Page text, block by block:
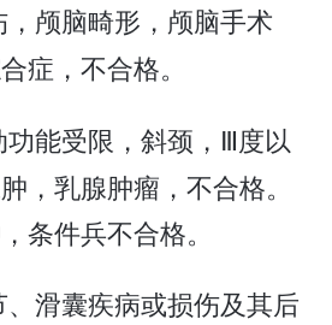
，颅脑畸形，颅脑手术
症，不合格。
能受限，斜颈，Ⅲ度以
，乳腺肿瘤，不合格。
条件兵不合格。
滑囊疾病或损伤及其后